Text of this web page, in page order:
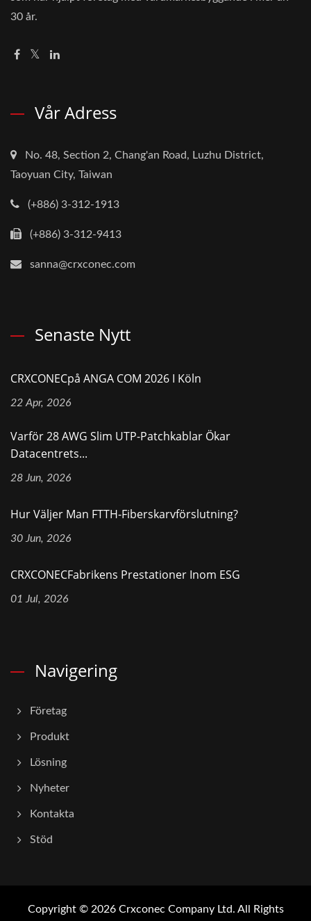
30 år.
Vår Adress
No. 48, Section 2, Chang'an Road, Luzhu District,
Taoyuan City, Taiwan
(+886) 3-312-1913
(+886) 3-312-9413
sanna@crxconec.com
Senaste Nytt
CRXCONECpå ANGA COM 2026 I Köln
22 Apr, 2026
Varför 28 AWG Slim UTP-Patchkablar Ökar
Datacentrets...
28 Jun, 2026
Hur Väljer Man FTTH-Fiberskarvförslutning?
30 Jun, 2026
CRXCONECFabrikens Prestationer Inom ESG
01 Jul, 2026
Navigering
Företag
Produkt
Lösning
Nyheter
Kontakta
Stöd
Copyright © 2026 Crxconec Company Ltd. All Rights